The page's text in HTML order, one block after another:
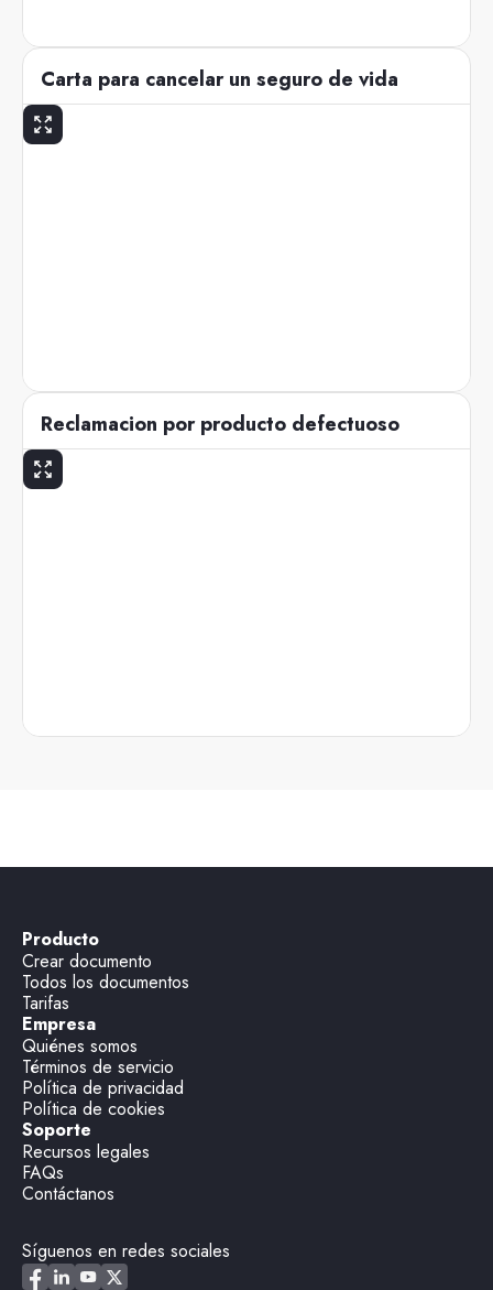
Carta para cancelar un seguro de vida
Reclamacion por producto defectuoso
Producto
Crear documento
Todos los documentos
Tarifas
Empresa
Quiénes somos
Términos de servicio
Política de privacidad
Política de cookies
Soporte
Recursos legales
FAQs
Contáctanos
Síguenos en redes sociales